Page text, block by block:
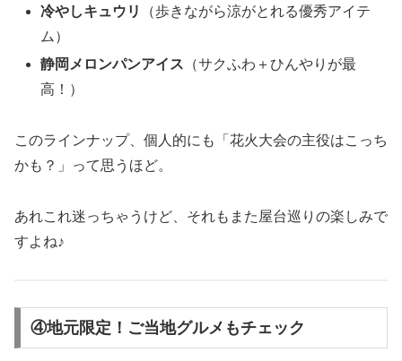
冷やしキュウリ
（歩きながら涼がとれる優秀アイテ
ム）
静岡メロンパンアイス （サクふわ＋ひんやりが最
高！）
このラインナップ、個人的にも「花火大会の主役はこっち
かも？」って思うほど。
あれこれ迷っちゃうけど、それもまた屋台巡りの楽しみで
すよね♪
④地元限定！ご当地グルメもチェック